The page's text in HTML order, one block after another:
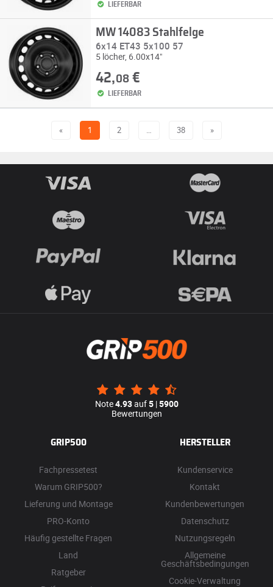
LIEFERBAR
MW 14083 Stahlfelge
6x14 ET43 5x100 57
5 löcher, 6.00x14"
42,08€
LIEFERBAR
« 1 2 … 38 »
Note4.93auf5|5900
Bewertungen
GRIP500
Fachpressetest
Warum GRIP500?
Lieferung und Montage
PRO-Konto
Häufig gestellte Fragen
Land
Ratgeber
HERSTELLER
Kundenservice
Kontakt
Kundenbewertungen
Datenschutz
Nutzungsregeln
Allgemeine
Geschäftsbedingungen
Cookie-Verwaltung